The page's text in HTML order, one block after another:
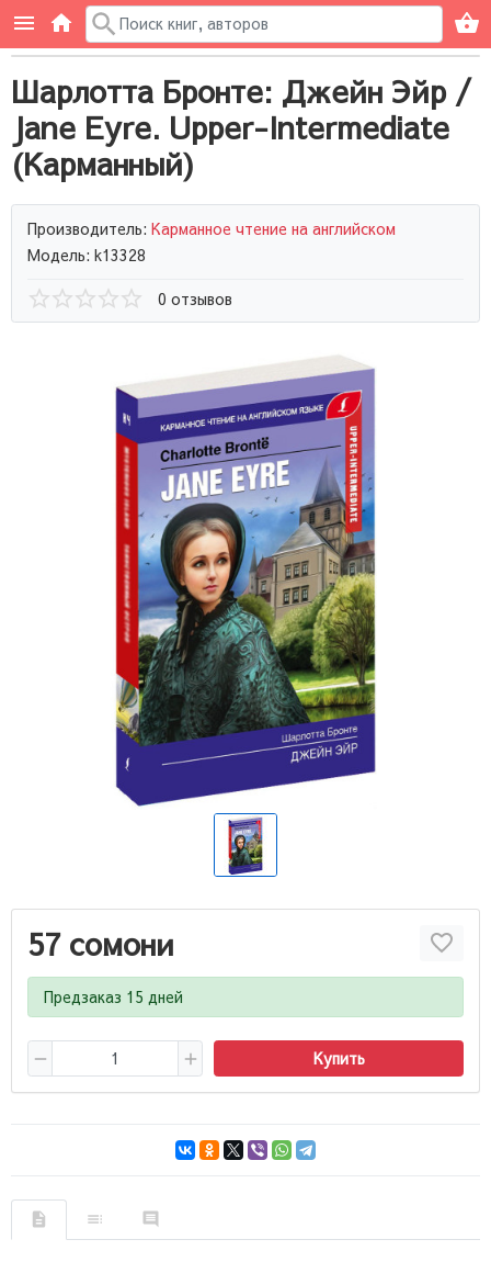
Шарлотта Бронте: Джейн Эйр /
Jane Eyre. Upper-Intermediate
(Карманный)
Производитель: Карманное чтение на английском
Модель: k13328
0 отзывов
57 сомони
Предзаказ 15 дней
Купить